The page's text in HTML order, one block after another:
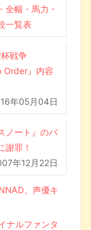
全幅・馬力・
一覧表
戦争
Order』内容
年05月04日
ノート』のパ
謝罪！
年12月22日
、声優キ
ナルファンタ